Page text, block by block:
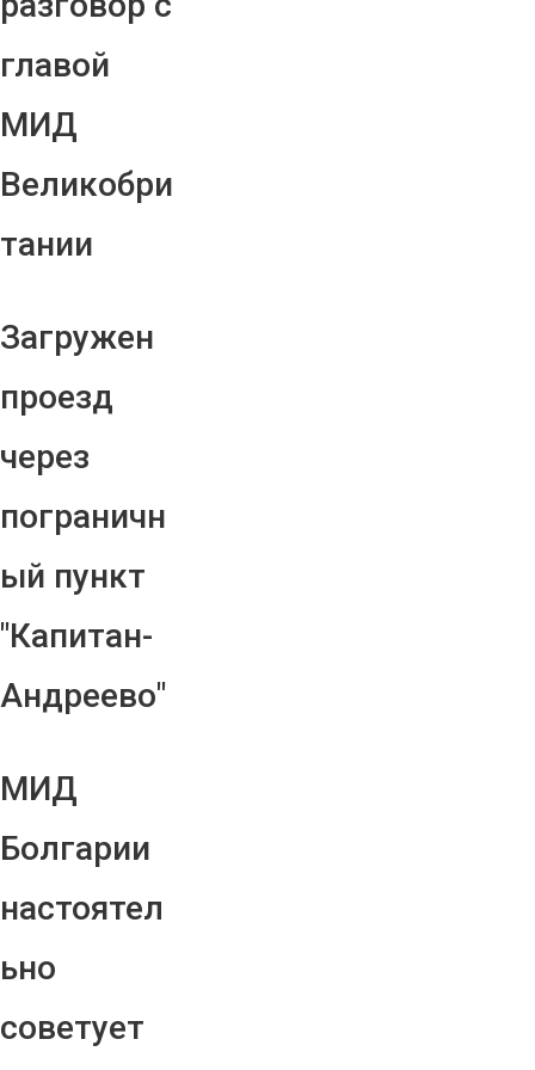
главой
МИД
Великобри
тании
Загружен
проезд
через
пограничн
ый пункт
"Капитан-
Андреево"
МИД
Болгарии
настоятел
ьно
советует